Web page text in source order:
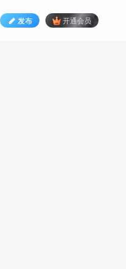
发布 开通会员